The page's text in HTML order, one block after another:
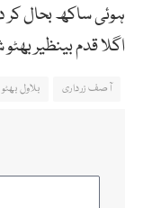
ہوئی ساکھ بحال کر
اگلا قدم بینظیر
آصف زرداری بلاول بھٹو